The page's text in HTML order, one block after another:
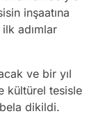
inşaatına
adımlar
ve bir yıl
kültürel tesisle
dikildi.